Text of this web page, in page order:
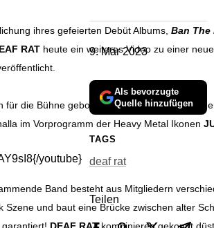
9. Mär 2023
Als bevorzugte
Quelle hinzufügen
TAGS
deaf rat
Teilen
ihres gefeierten Debüt Albums, Ban
RAT heute ein weiteres Video zu einer
für die Bühne geboren worden sind, beweist
im Vorprogramm der Heavy Metal Ikonen
youtube}
Band besteht aus Mitgliedern
Szene und baut eine Brücke zwischen alter